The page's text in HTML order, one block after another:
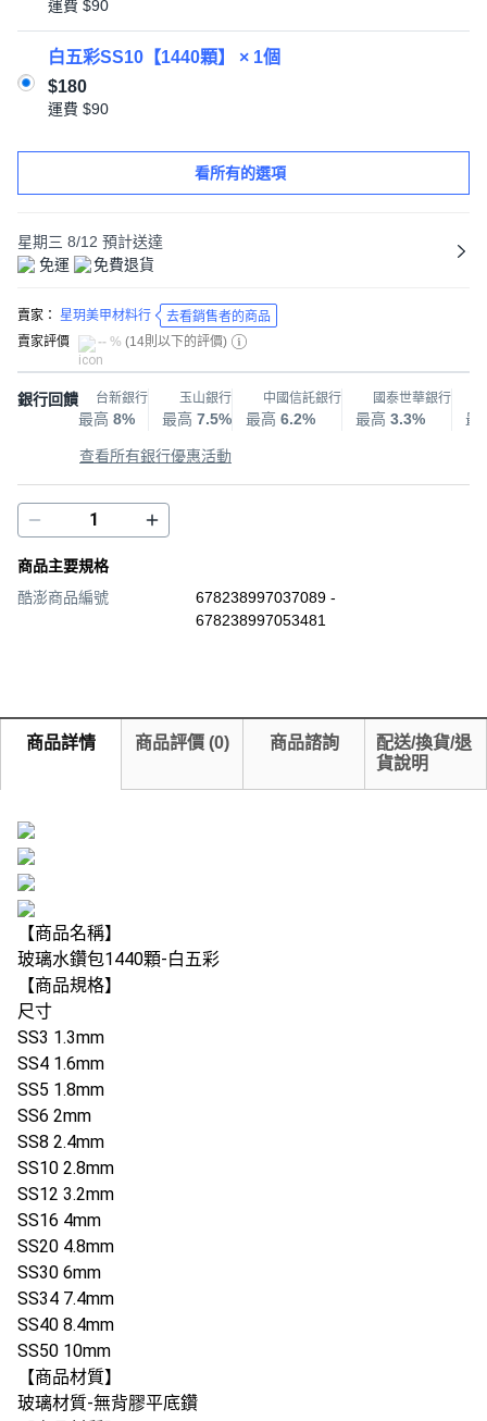
運費 $90
白五彩SS10【1440顆】 × 1個
$180
運費 $90
看所有的選項
星期三 8/12 預計送達
免運
免費退貨
賣家： 星玥美甲材料行
去看銷售者的商品
賣家評價
-- % (14則以下的評價)
銀行回饋 台新銀行
最高 8%
玉山銀行
最高 7.5%
中國信託銀行
最高 6.2%
國泰世華銀行
最高 3.3% 最
查看所有銀行優惠活動
商品主要規格
酷澎商品編號
678238997037089 -
678238997053481
商品詳情 商品評價 (0) 商品諮詢
配送/換貨/退
貨說明
【商品名稱】
玻璃水鑽包1440顆-白五彩
【商品規格】
尺寸
SS3 1.3mm
SS4 1.6mm
SS5 1.8mm
SS6 2mm
SS8 2.4mm
SS10 2.8mm
SS12 3.2mm
SS16 4mm
SS20 4.8mm
SS30 6mm
SS34 7.4mm
SS40 8.4mm
SS50 10mm
【商品材質】
玻璃材質-無背膠平底鑽